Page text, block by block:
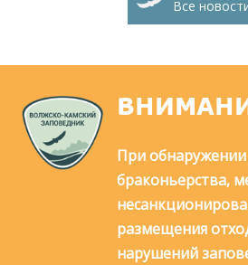
Все
При
браконьерства,
размещения
нарушений